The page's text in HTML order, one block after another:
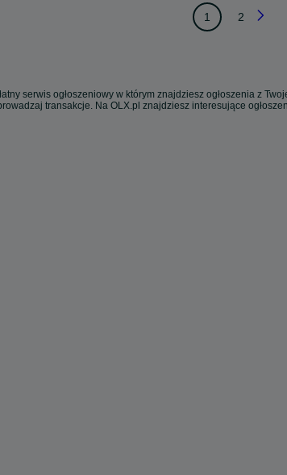
1 2
serwis ogłoszeniowy w którym znajdziesz ogłoszenia z
transakcje. Na OLX.pl znajdziesz interesujące